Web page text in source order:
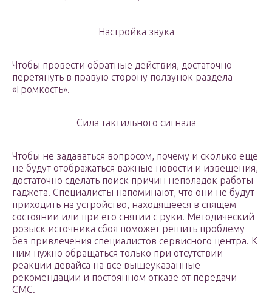
Настройка звука
Чтобы провести обратные действия, достаточно
перетянуть в правую сторону ползунок раздела
«Громкость».
Сила тактильного сигнала
Чтобы не задаваться вопросом, почему и сколько еще
не будут отображаться важные новости и извещения,
достаточно сделать поиск причин неполадок работы
гаджета. Специалисты напоминают, что они не будут
приходить на устройство, находящееся в спящем
состоянии или при его снятии с руки. Методический
розыск источника сбоя поможет решить проблему
без привлечения специалистов сервисного центра. К
ним нужно обращаться только при отсутствии
реакции девайса на все вышеуказанные
рекомендации и постоянном отказе от передачи
СМС.